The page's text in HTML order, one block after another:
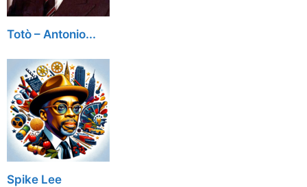
Totò – Antonio...
Spike Lee